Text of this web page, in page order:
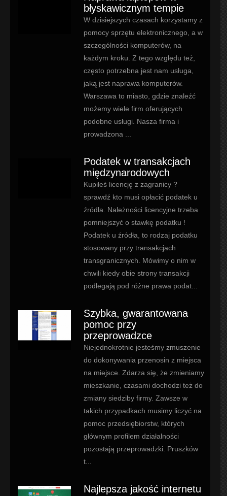
błyskawicznym tempie
W dzisiejszych czasach korzystamy z
pomocy sprzętu elektronicznego, a w
szczególności komputerów, na
każdym kroku. Z tego względu też,
często potrzebna jest nam usługa,
jaką jest naprawa komputerów.
Warszawa to miasto, gdzie znaleźć
możemy wiele firm oferujących
podobne usługi. Nasza firma i
prowadzona ...
Podatek w transakcjach
międzynarodowych
Kupiłeś licencję z zagranicy ?
sprawdź kto musi opłacić podatek u
źródła. Należności licencyjne trzeba
pomniejszyć o stawkę podatku !
Podatek u źródła, to rodzaj podatku
stosowany przy transakcjach
transgranicznych. Mówimy o nim w
chwili kiedy obie strony transakcji
podlegają pod różne prawa podat...
Szybka, gwarantowana
pomoc przy
przeprowadzce
Niejednokrotnie jesteśmy zmuszenie
do dokonywania przenosin z miejsca
na miejsce. Zdarza się, że zmieniamy
mieszkanie, czasami dochodzi też do
zmiany siedziby firmy. Zawsze w
takich przypadkach musimy liczyć na
pomoc przedsiębiorstw, których
głównym profilem działalności
pozostają przeprowadzki. Pruszków
t...
Najlepsza jakość internetu